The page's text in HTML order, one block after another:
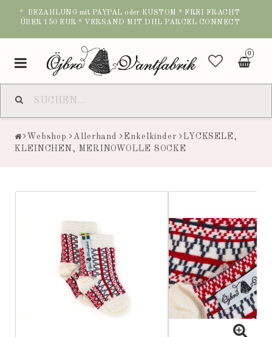
* BEZAHLUNG mit PAYPAL oder KUSTOM * FREI FRACHT
ÜBER 150 EUR * VERSAND MIT DHL PARCEL CONNECT
0
Toggle
navigation
Webshop Allerhand Enkelkinder
LYCKSELE,
KLEINCHEN, MERINOWOLLE SOCKE